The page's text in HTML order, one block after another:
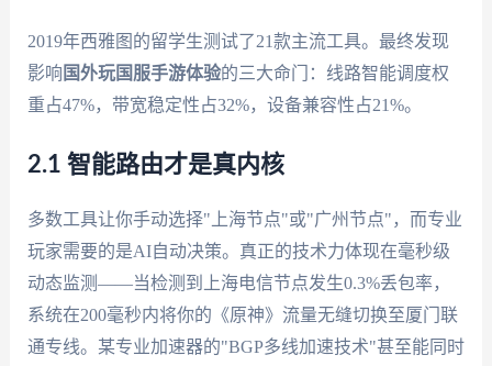
2019年西雅图的留学生测试了21款主流工具。最终发现
影响 国外玩国服手游体验的三大命门：线路智能调度权
重占47%，带宽稳定性占32%，设备兼容性占21%。
2.1 智能路由才是真内核
多数工具让你手动选择"上海节点"或"广州节点"，而专业
玩家需要的是AI自动决策。真正的技术力体现在毫秒级
动态监测——当检测到上海电信节点发生0.3%丢包率，
系统在200毫秒内将你的《原神》流量无缝切换至厦门联
通专线。某专业加速器的"BGP多线加速技术"甚至能同时